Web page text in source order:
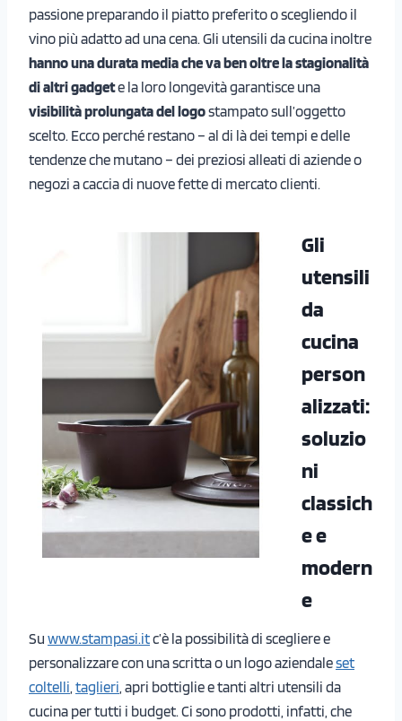
passione preparando il piatto preferito o scegliendo il
vino più adatto ad una cena. Gli utensili da cucina inoltre
hanno una durata media che va ben oltre la stagionalità
di altri gadgete la loro longevità garantisce una
visibilità prolungata del logostampato sull’oggetto
scelto. Ecco perché restano – al di là dei tempi e delle
tendenze che mutano – dei preziosi alleati di aziende o
negozi a caccia di nuove fette di mercato clienti.
Gli
utensili
da
cucina
person
alizzati:
soluzio
ni
classich
ee
modern
e
Su www.stampasi.itc’è la possibilità di scegliere e
personalizzare con una scritta o un logo aziendaleset
coltelli taglieri , apri bottiglie e tanti altri utensili da
cucina per tutti i budget. Ci sono prodotti, infatti, che